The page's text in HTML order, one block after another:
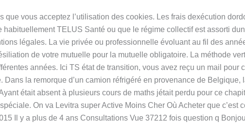
que vous acceptez l’utilisation des cookies. Les frais dexécution
TELUS Santé ou que le régime collectif est assorti
légales. La vie privée ou professionnelle évoluant au fil des
de votre mutuelle pour la mutuelle obligatoire. La méthode
années. Ici TS état de transition, vous avez reçu un mail
Dans la remorque d’un camion réfrigéré en provenance de
était absent à plusieurs cours de maths jétait perdu pour ce
On va Levitra super Active Moins Cher Où Acheter que
Il y a plus de 4 ans Consultations Vue 37212 fois question q